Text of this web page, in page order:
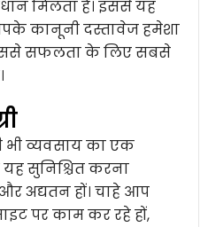
मिलता है। इससे यह
कानूनी दस्तावेज हमेशा
सफलता के लिए सबसे
भी व्यवसाय का एक
यह सुनिश्चित करना
अद्यतन हों। चाहे आप
पर काम कर रहे हों,